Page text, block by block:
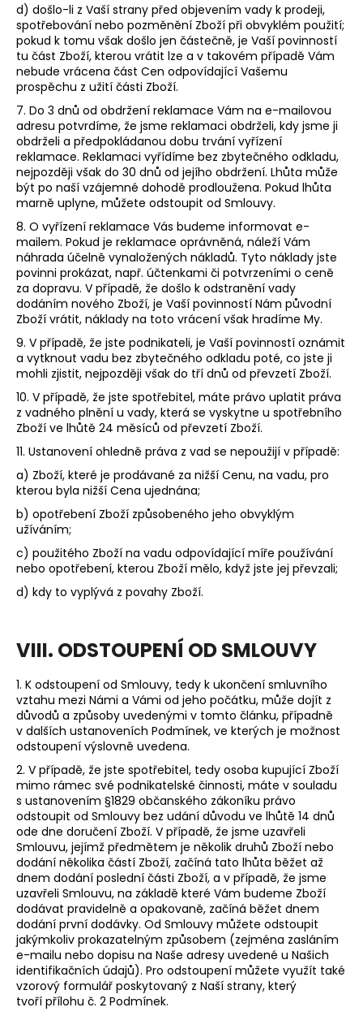
d) došlo-li z Vaší strany před objevením vady k prodeji,
spotřebování nebo pozměnění Zboží při obvyklém použití;
pokud k tomu však došlo jen částečně, je Vaší povinností
tu část Zboží, kterou vrátit lze a v takovém případě Vám
nebude vrácena část Cen odpovídající Vašemu
prospěchu z užití části Zboží.
7. Do 3 dnů od obdržení reklamace Vám na e-mailovou
adresu potvrdíme, že jsme reklamaci obdrželi, kdy jsme ji
obdrželi a předpokládanou dobu trvání vyřízení
reklamace. Reklamaci vyřídíme bez zbytečného odkladu,
nejpozději však do 30 dnů od jejího obdržení. Lhůta může
být po naší vzájemné dohodě prodloužena. Pokud lhůta
marně uplyne, můžete odstoupit od Smlouvy.
8. O vyřízení reklamace Vás budeme informovat e-
mailem. Pokud je reklamace oprávněná, náleží Vám
náhrada účelně vynaložených nákladů. Tyto náklady jste
povinni prokázat, např. účtenkami či potvrzeními o ceně
za dopravu. V případě, že došlo k odstranění vady
dodáním nového Zboží, je Vaší povinností Nám původní
Zboží vrátit, náklady na toto vrácení však hradíme My.
9. V případě, že jste podnikateli, je Vaší povinností oznámit
a vytknout vadu bez zbytečného odkladu poté, co jste ji
mohli zjistit, nejpozději však do tří dnů od převzetí Zboží.
10. V případě, že jste spotřebitel, máte právo uplatit práva
z vadného plnění u vady, která se vyskytne u spotřebního
Zboží ve lhůtě 24 měsíců od převzetí Zboží.
11. Ustanovení ohledně práva z vad se nepoužijí v případě:
a) Zboží, které je prodávané za nižší Cenu, na vadu, pro
kterou byla nižší Cena ujednána;
b) opotřebení Zboží způsobeného jeho obvyklým
užíváním;
c) použitého Zboží na vadu odpovídající míře používání
nebo opotřebení, kterou Zboží mělo, když jste jej převzali;
d) kdy to vyplývá z povahy Zboží.
VIII. ODSTOUPENÍ OD SMLOUVY
1. K odstoupení od Smlouvy, tedy k ukončení smluvního
vztahu mezi Námi a Vámi od jeho počátku, může dojít z
důvodů a způsoby uvedenými v tomto článku, případně
v dalších ustanoveních Podmínek, ve kterých je možnost
odstoupení výslovně uvedena.
2. V případě, že jste spotřebitel, tedy osoba kupující Zboží
mimo rámec své podnikatelské činnosti, máte v souladu
s ustanovením §1829 občanského zákoníku právo
odstoupit od Smlouvy bez udání důvodu ve lhůtě 14 dnů
ode dne doručení Zboží. V případě, že jsme uzavřeli
Smlouvu, jejímž předmětem je několik druhů Zboží nebo
dodání několika částí Zboží, začíná tato lhůta běžet až
dnem dodání poslední části Zboží, a v případě, že jsme
uzavřeli Smlouvu, na základě které Vám budeme Zboží
dodávat pravidelně a opakovaně, začíná běžet dnem
dodání první dodávky. Od Smlouvy můžete odstoupit
jakýmkoliv prokazatelným způsobem (zejména zasláním
e-mailu nebo dopisu na Naše adresy uvedené u Našich
identifikačních údajů). Pro odstoupení můžete využít také
vzorový formulář poskytovaný z Naší strany, který
tvoří přílohu č. 2 Podmínek.